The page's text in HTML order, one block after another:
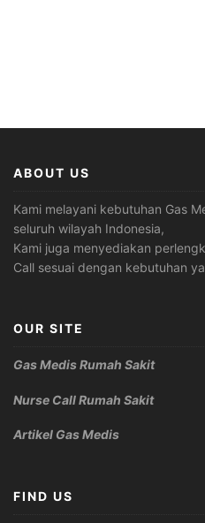
ABOUT US
Kami melayani kebutuhan Gas
seluruh wilayah Indonesia,
Kami juga menyediakan
Call sesuai dengan kebutuhan
OUR SITE
Gas Medis Rumah Sakit
Nurse Call Rumah Sakit
Artikel Gas Medis
FIND US